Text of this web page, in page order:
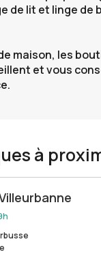
de lit et linge de
maison, les
et vous
à